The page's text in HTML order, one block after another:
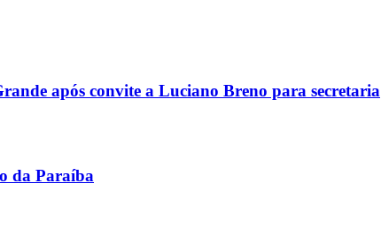
após convite a Luciano Breno para secretaria
da Paraíba